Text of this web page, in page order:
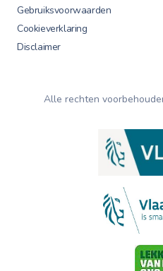
Gebruiksvoorwaarden
Cookieverklaring
Disclaimer
Alle rechten